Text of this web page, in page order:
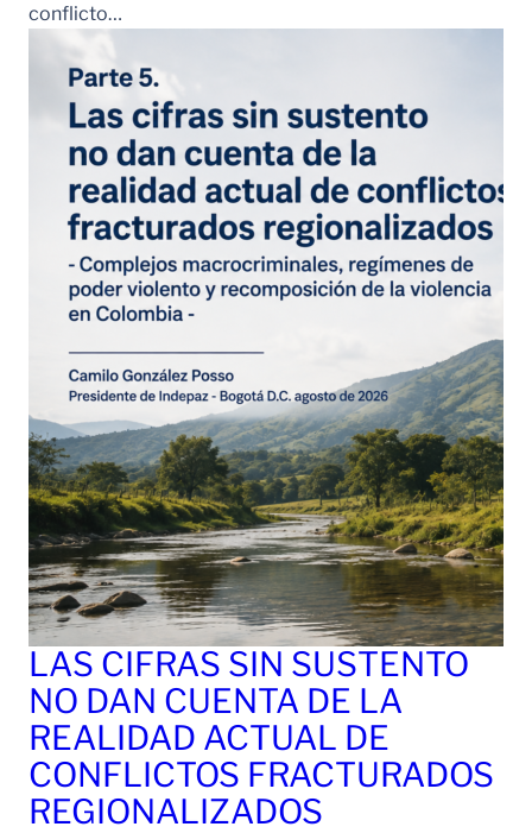
conflicto…
LAS CIFRAS SIN SUSTENTO
NO DAN CUENTA DE LA
REALIDAD ACTUAL DE
CONFLICTOS FRACTURADOS
REGIONALIZADOS